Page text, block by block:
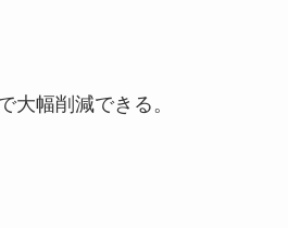
大幅削減できる。